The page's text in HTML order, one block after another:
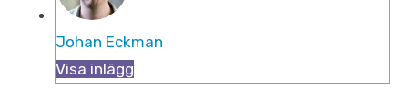
Johan Eckman
Visa inlägg